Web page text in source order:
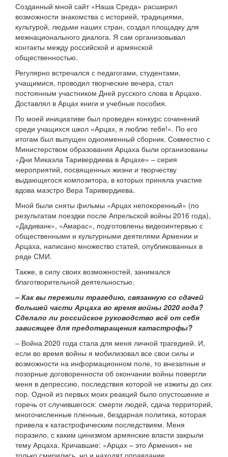
Созданный мной сайт «Наша Среда» расширил
возможности знакомства с историей, традициями,
культурой, людьми наших стран, создал площадку для
межнационального диалога. Я сам организовывал
контакты между российской и армянской
общественностью.
Регулярно встречался с педагогами, студентами,
учащимися, проводил творческие вечера, стал
постоянным участником Дней русского слова в Арцахе.
Доставлял в Арцах книги и учебные пособия.
По моей инициативе был проведен конкурс сочинений
среди учащихся школ «Арцах, я люблю тебя!». По его
итогам был выпущен одноименный сборник. Совместно с
Министерством образования Арцаха были организованы
«Дни Микаэла Таривердиева в Арцахе» – серия
мероприятий, посвященных жизни и творчеству
выдающегося композитора, в которых приняла участие
вдова маэстро Вера Таривердиева.
Мной были сняты фильмы «Арцах непокоренный» (по
результатам поездки после Апрельской войны 2016 года),
«Дадиванк», «Амарас», подготовлены видеоинтервью с
общественными и культурными деятелями Армении и
Арцаха, написано множество статей, опубликованных в
ряде СМИ.
Также, в силу своих возможностей, занимался
благотворительной деятельностью.
– Как вы пережили трагедию, связанную со сдачей
большей части Арцаха во время войны 2020 года?
Сделало ли российское руководство всё от себя
зависящее для предотвращения катастрофы?
– Война 2020 года стала для меня личной трагедией. И,
если во время войны я мобилизовал все свои силы и
возможности на информационном поле, то внезапные и
позорные договоренности об окончании войны повергли
меня в депрессию, последствия которой не изжиты до сих
пор. Одной из первых моих реакций было опустошение и
горечь от случившегося: смерти людей, сдача территорий,
многочисленные пленные, бездарная политика, которая
привела к катастрофическим последствиям. Меня
поразило, с каким цинизмом армянские власти закрыли
тему Арцаха. Кричавшие: «Арцах – это Армения» не